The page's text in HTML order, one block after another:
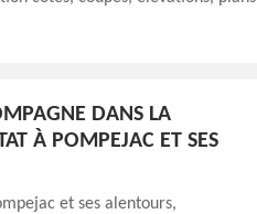
DANS LA
À POMPEJAC ET SES
et ses alentours,